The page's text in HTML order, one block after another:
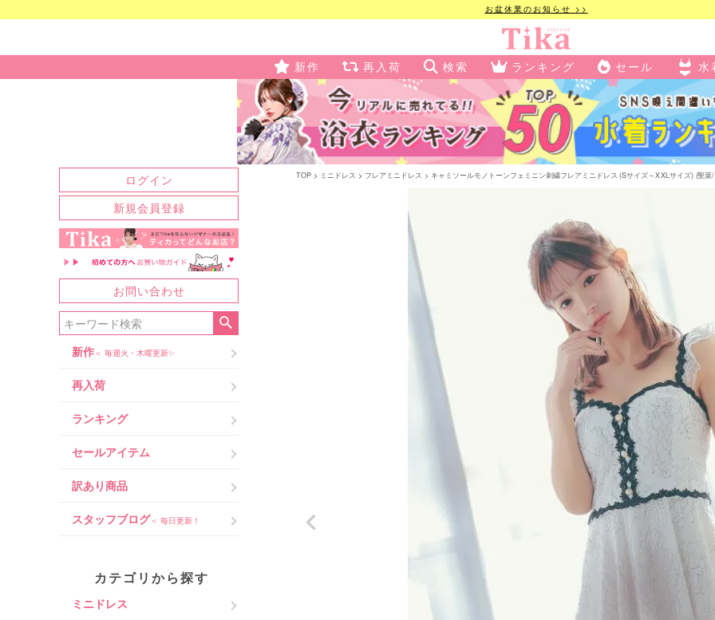
お盆休業のお知らせ >>
新作 再入荷 検索 ランキング セール 水
ログイン
新規会員登録
お問い合わせ
新作＜ 毎週火・木曜更新✨
再入荷
ランキング
セールアイテム
訳あり商品
スタッフブログ＜ 毎日更新！
カテゴリから探す
ミニドレス
TOP ミニドレス フレアミニドレス キャミソールモノトーンフェミニン刺繍フレアミニドレス (Sサイズ～XXLサイズ) (聖菜